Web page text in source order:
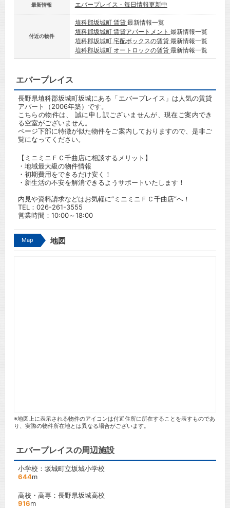
最新情報 エバープレイス - 毎日情報更新中
付近の物件
埴科郡坂城町 賃貸 最新情報一覧
埴科郡坂城町 賃貸アパートメント 最新情報一覧
埴科郡坂城町 宅配ボックスの賃貸 最新情報一覧
埴科郡坂城町 オートロックの賃貸 最新情報一覧
エバープレイス
長野県埴科郡坂城町坂城にある「エバープレイス」は人気の賃貸
アパート（2006年築）です。
こちらの物件は、 誠に申し訳ございませんが、現在ご案内でき
る空室がございません。
ページ下部に特徴が似た物件をご案内しておりますので、是非ご
覧になってください。
【ミニミニＦＣ千曲店に相談するメリット】
・地域最大級の物件情報
・初期費用をできるだけ安く！
・新生活の不安を解消できるようサポートいたします！
内見や資料請求などはお気軽に”ミニミニＦＣ千曲店”へ！
TEL： 026-261-3555
営業時間：10:00～18:00
Map 地図
※地図上に表示される物件のアイコンは付近住所に所在することを表すものであ
り、実際の物件所在地とは異なる場合がございます。
エバープレイスの周辺施設
小学校：坂城町立坂城小学校
644m
高校・高専：長野県坂城高校
916m